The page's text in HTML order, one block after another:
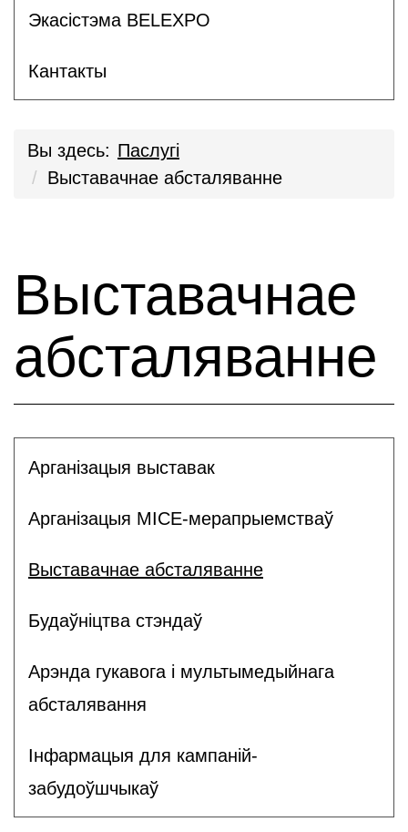
Экасістэма BELEXPO
Кантакты
Вы здесь: Паслугi
Выставачнае абсталяванне
Выставачнае
абсталяванне
Арганізацыя выставак
Арганізацыя MICE-мерапрыемстваў
Выставачнае абсталяванне
Будаўніцтва стэндаў
Арэнда гукавога і мультымедыйнага
абсталявання
Інфармацыя для кампаній-
забудоўшчыкаў